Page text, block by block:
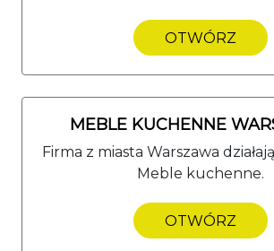
OTWÓRZ
MEBLE KUCHENNE
Firma z miasta Warszawa
Meble kuchenne.
OTWÓRZ